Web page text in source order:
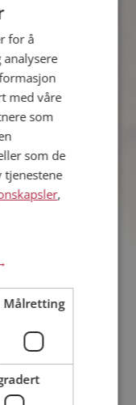
Som medlem
du vite alle mulige
gjør kanskje
av andre
for å
med våre
som
som de
tjenestene
,
Målretting